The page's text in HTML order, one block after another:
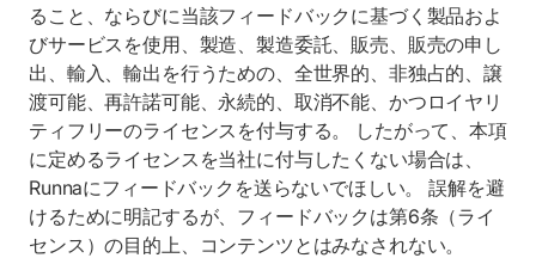
ること、ならびに当該フィードバックに基づく製品およ
びサービスを使用、製造、製造委託、販売、販売の申し
出、輸入、輸出を行うための、全世界的、非独占的、譲
渡可能、再許諾可能、永続的、取消不能、かつロイヤリ
ティフリーのライセンスを付与する。 したがって、本項
に定めるライセンスを当社に付与したくない場合は、
Runnaにフィードバックを送らないでほしい。 誤解を避
けるために明記するが、フィードバックは第6条（ライ
センス）の目的上、コンテンツとはみなされない。